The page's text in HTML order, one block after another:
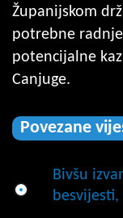
Županijskom
potrebne
potencijalne
Canjuge.
Povezane
Bivšu